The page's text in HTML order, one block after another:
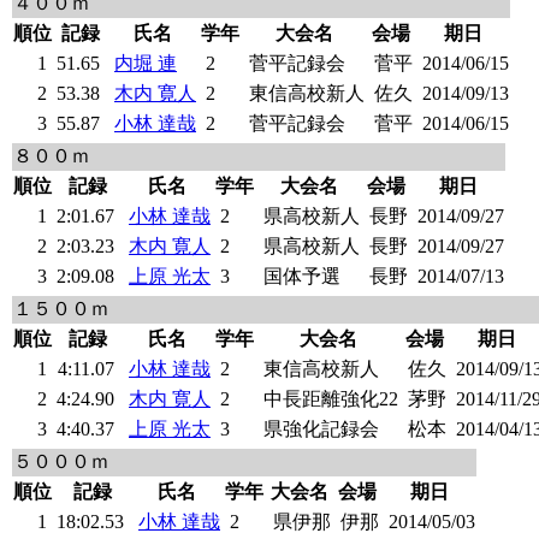
順位 記録 氏名 学年 大会名 会場
期日
1
51.65 内堀 連 2 菅平記録会 菅平 2014/06/15
2 53.38 木内 寛人 2 東信高校新人 佐久
2014/09/13
3 55.87 小林 達哉 2 菅平記録会 菅平 2014/06/15
８００ｍ
順位
記録 氏名 学年 大会名 会場
期日
1
2:01.67 小林 達哉 2 県高校新人 長野 2014/09/27
2 2:03.23 木内 寛人 2 県高校新人 長野 2014/09/27
3 2:09.08 上原 光太 3 国体予選 長野 2014/07/13
１５００ｍ
順位
記録 氏名 学年 大会名 会場
期日
1
4:11.07 小林 達哉 2 東信高校新人 佐久
2014/09/
2 4:24.90 木内 寛人 2 中長距離強化22 茅野 2014/11/
3 4:40.37 上原 光太 3 県強化記録会 松本 2014/04/
５０００ｍ
順位
記録 氏名 学年 大会名 会場
期日
1
18:02.53 小林 達哉 2 県伊那 伊那 2014/05/03